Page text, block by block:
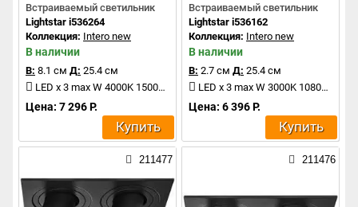
Встраиваемый светильник
Lightstar i536264
Коллекция: Intero new
В наличии
В: 8.1 см Д: 25.4 см
LED x 3 max W 4000K 1500Lm
Цена: 7 296 Р.
Купить
Встраиваемый светильник
Lightstar i536162
Коллекция: Intero new
В наличии
В: 2.7 см Д: 25.4 см
LED x 3 max W 3000K 1080Lm
Цена: 6 396 Р.
Купить
211477 211476